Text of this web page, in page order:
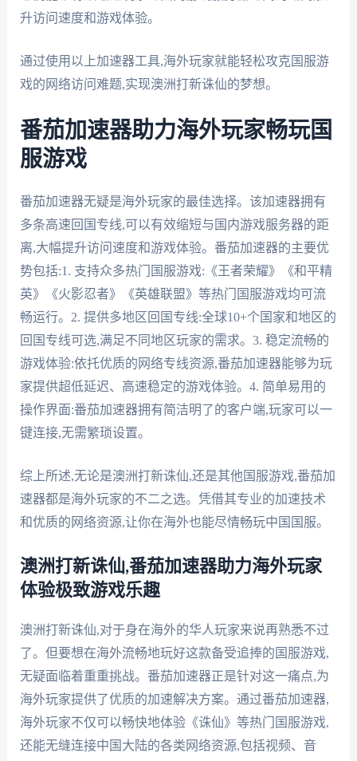
升访问速度和游戏体验。
通过使用以上加速器工具,海外玩家就能轻松攻克国服游
戏的网络访问难题,实现澳洲打新诛仙的梦想。
番茄加速器助力海外玩家畅玩国
服游戏
番茄加速器无疑是海外玩家的最佳选择。该加速器拥有
多条高速回国专线,可以有效缩短与国内游戏服务器的距
离,大幅提升访问速度和游戏体验。番茄加速器的主要优
势包括:1. 支持众多热门国服游戏:《王者荣耀》《和平精
英》《火影忍者》《英雄联盟》等热门国服游戏均可流
畅运行。2. 提供多地区回国专线:全球10+个国家和地区的
回国专线可选,满足不同地区玩家的需求。3. 稳定流畅的
游戏体验:依托优质的网络专线资源,番茄加速器能够为玩
家提供超低延迟、高速稳定的游戏体验。4. 简单易用的
操作界面:番茄加速器拥有简洁明了的客户端,玩家可以一
键连接,无需繁琐设置。
综上所述,无论是澳洲打新诛仙,还是其他国服游戏,番茄加
速器都是海外玩家的不二之选。凭借其专业的加速技术
和优质的网络资源,让你在海外也能尽情畅玩中国国服。
澳洲打新诛仙,番茄加速器助力海外玩家
体验极致游戏乐趣
澳洲打新诛仙,对于身在海外的华人玩家来说再熟悉不过
了。但要想在海外流畅地玩好这款备受追捧的国服游戏,
无疑面临着重重挑战。番茄加速器正是针对这一痛点,为
海外玩家提供了优质的加速解决方案。通过番茄加速器,
海外玩家不仅可以畅快地体验《诛仙》等热门国服游戏,
还能无缝连接中国大陆的各类网络资源,包括视频、音